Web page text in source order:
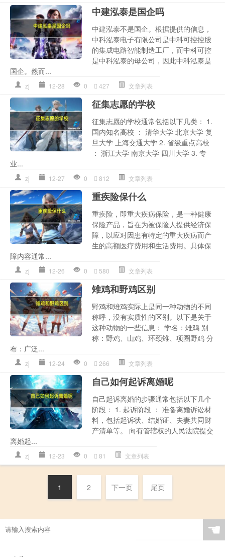
中建泓泰是国企吗
中建泓泰不是国企。根据提供的信息，
中科泓泰电子有限公司是中科可控控股
的集成电路智能制造工厂，而中科可控
是中科泓泰的母公司，因此中科泓泰是
国企。然而...
zj 12-28 0 427 文章列表
征集志愿的学校
征集志愿的学校通常包括以下几类： 1.
国内知名高校 ： 清华大学 北京大学 复
旦大学 上海交通大学 2. 省级重点高校
： 浙江大学 南京大学 四川大学 3. 专
业...
zj 12-27 0 812 文章列表
重疾险保什么
重疾险，即重大疾病保险，是一种健康
保险产品，旨在为被保险人提供经济保
障，以应对因患有特定的重大疾病而产
生的高额医疗费用和生活费用。具体保
障内容通常...
zj 12-26 0 580 文章列表
雉鸡和野鸡区别
野鸡和雉鸡实际上是同一种动物的不同
称呼，没有实质性的区别。以下是关于
这种动物的一些信息： 学名：雉鸡 别
称：野鸡、山鸡、环颈雉、项圈野鸡 分
布：广泛...
zj 12-24 0 266 文章列表
自己如何起诉离婚呢
自己起诉离婚的步骤通常包括以下几个
阶段： 1. 起诉阶段 ： 准备离婚诉讼材
料，包括起诉状、结婚证、夫妻共同财
产清单等。 向有管辖权的人民法院提交
离婚起...
zj 12-23 0 81 文章列表
1 2 下一页 尾页
☚